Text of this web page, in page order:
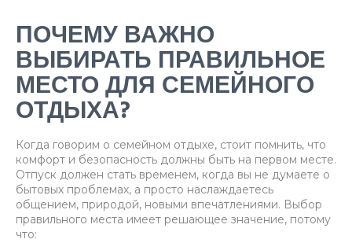
ПОЧЕМУ ВАЖНО
ВЫБИРАТЬ ПРАВИЛЬНОЕ
МЕСТО ДЛЯ СЕМЕЙНОГО
ОТДЫХА?
Когда говорим о семейном отдыхе, стоит помнить, что
комфорт и безопасность должны быть на первом месте.
Отпуск должен стать временем, когда вы не думаете о
бытовых проблемах, а просто наслаждаетесь
общением, природой, новыми впечатлениями. Выбор
правильного места имеет решающее значение, потому
что: